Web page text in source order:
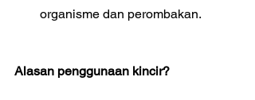
organisme dan perombakan.
Alasan penggunaan kincir?